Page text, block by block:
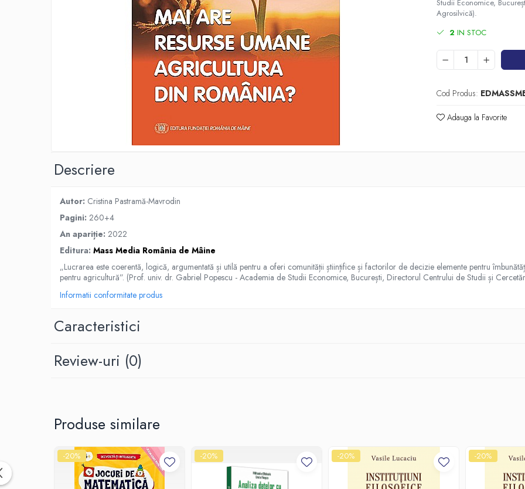
Politică/Geopolitică
Spiritualitate/Ezoterism
Evenimentul istoric - editii
Studii Economice,
Agrosilvică).
2 IN STOC
Cod Produs:
Adauga la Favorite
Descriere
Autor: Cristina Pastramă-Mavrodin
Pagini: 260+4
An apariție: 2022
Editura: Mass Media România de Mâine
„Lucrarea este coerentă, logică, argumentată și utilă pentru a oferi comunității științifice și factorilor de decizie elemente pentru
pentru agricultură”. (Prof. univ. dr. Gabriel Popescu - Academia de Studii Economice, București, Directorul Centrului de Studii și
Informatii conformitate produs
Caracteristici
Review-uri (0)
Produse similare
-20% -20% -20% -20%